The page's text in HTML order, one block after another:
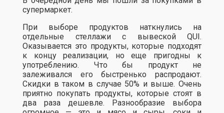
супермаркет.
При выборе продуктов наткнулись на
отдельные стеллажи с вывеской QUI.
Оказывается это продукты, которые подходят
к концу реализации, но еще пригодны к
употреблению. Что бы продукт не
залеживался его быстренько распродают.
Скидки в таком в случае 50% и выше. Очень
приятно покупать продукты, которые стоят в
два раза дешевле. Разнообразие выбора